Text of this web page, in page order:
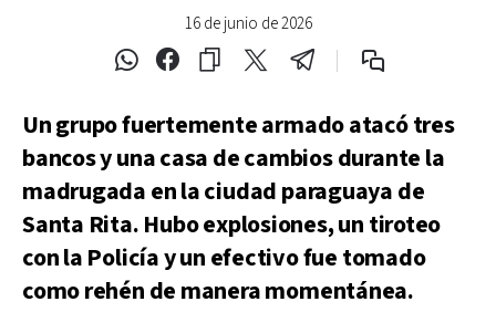
16 de junio de 2026
Un grupo fuertemente armado atacó tres
bancos y una casa de cambios durante la
madrugada en la ciudad paraguaya de
Santa Rita. Hubo explosiones, un tiroteo
con la Policía y un efectivo fue tomado
como rehén de manera momentánea.